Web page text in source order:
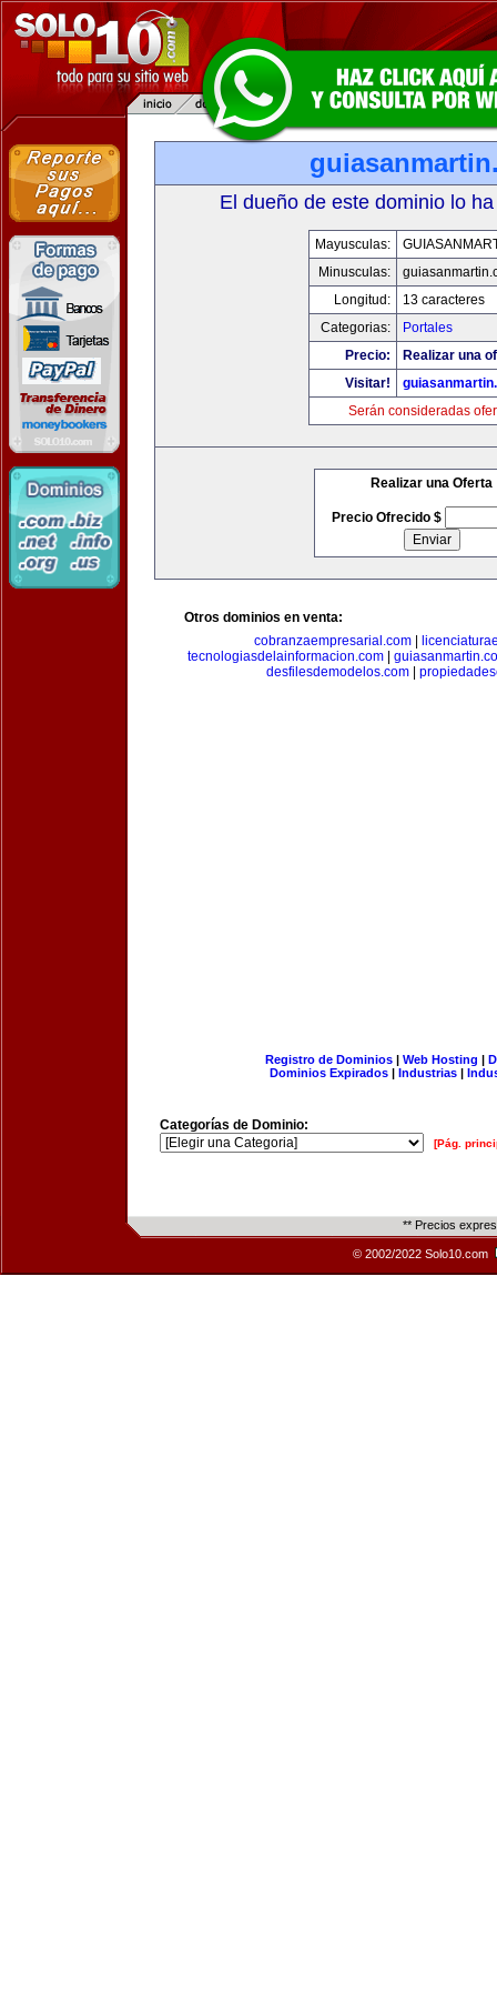
El dueño de este dominio lo
Mayusculas:
Minusculas:
Longitud:
13 caracteres
Categorias:
Portales
Precio:
Realizar una
Visitar!
Serán consideradas
Realizar una Oferta
Precio Ofrecido $
Otros dominios en venta:
cobranzaempresarial.com
tecnologiasdelainformacion.com|
desfilesdemodelos.com
Registro de Dominios| Web Hosting |
Dominios Expirados | Industrias |
Categorías de Dominio:
[Pág.
** Precios
© 2002/2022 Solo10.com